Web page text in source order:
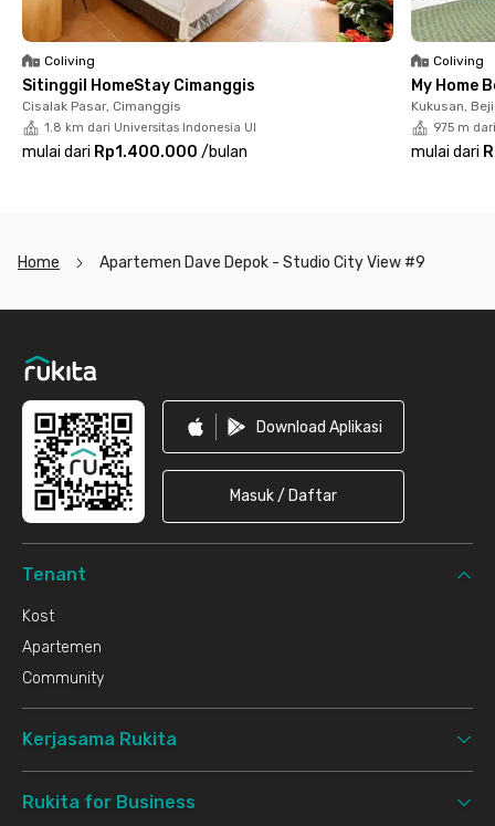
Coliving
Sitinggil HomeStay Cimanggis
Cisalak Pasar, Cimanggis
1.8 km dari Universitas Indonesia UI
mulai dari Rp1.400.000 /bulan
Coliving
My Home
Kukusan, Beji
975 m
mulai dari
Home Apartemen Dave Depok - Studio City View #9
Download Aplikasi
Masuk / Daftar
Tenant
Kost
Apartemen
Community
Kerjasama Rukita
Rukita for Business